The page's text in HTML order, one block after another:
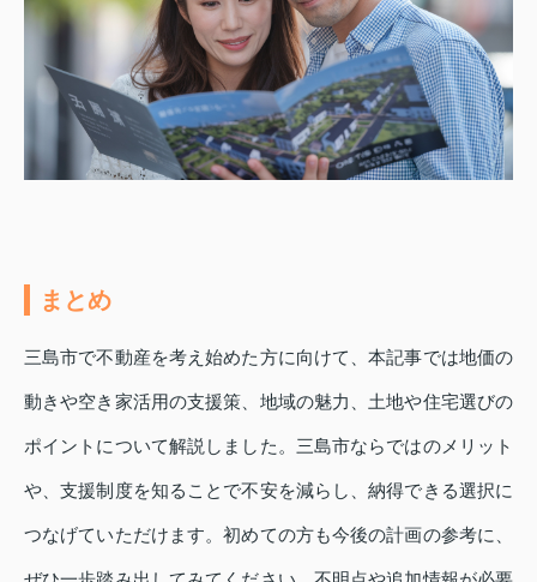
まとめ
三島市で不動産を考え始めた方に向けて、本記事では地価の
動きや空き家活用の支援策、地域の魅力、土地や住宅選びの
ポイントについて解説しました。三島市ならではのメリット
や、支援制度を知ることで不安を減らし、納得できる選択に
つなげていただけます。初めての方も今後の計画の参考に、